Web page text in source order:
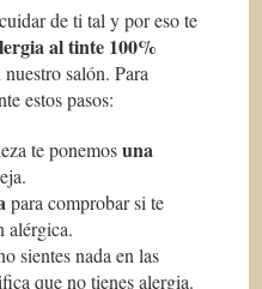
de ti tal y por eso te
al tinte 100%
salón. Para
estos pasos:
te ponemosuna
para comprobar si te
alérgica.
sientes nada en las
que no tienes alergia.